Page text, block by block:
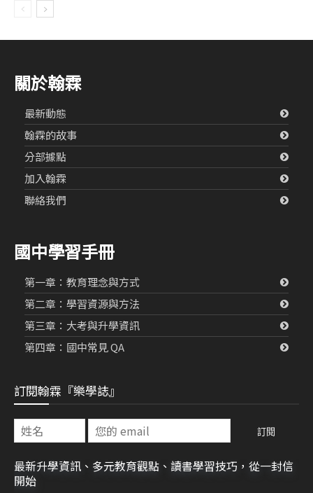
關於翰霖
最新動態
翰霖的故事
分部據點
加入翰霖
聯絡我們
國中學習手冊
第一章：教育理念與方式
第二章：學習資源與方法
第三章：大考與升學資訊
第四章：國中常見 QA
訂閱翰霖『樂學誌』
最新升學資訊、多元教育觀點、讀書學習技巧，從一封信
開始